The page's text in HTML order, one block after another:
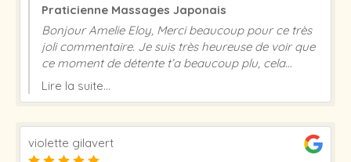
Praticienne Massages Japonais
Bonjour Amelie Eloy, Merci beaucoup pour ce très
joli commentaire. Je suis très heureuse de voir que
ce moment de détente t’a beaucoup plu, cela
m’encourage à continuer dans ce sens. Excellente
Lire la suite...
violette gilavert